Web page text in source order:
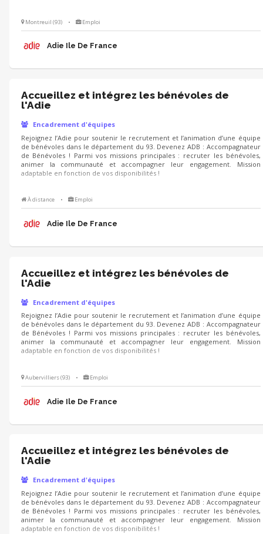
Montreuil (93) • Emploi
Adie Ile De France
Accueillez et intégrez les bénévoles de
l'Adie
Encadrement d'équipes
Rejoignez l’Adie pour soutenir le recrutement et l’animation d’une équipe
de bénévoles dans le département du 93. Devenez ADB : Accompagnateur
de Bénévoles ! Parmi vos missions principales : recruter les bénévoles,
animer la communauté et accompagner leur engagement. Mission
adaptable en fonction de vos disponibilités !
À distance • Emploi
Adie Ile De France
Accueillez et intégrez les bénévoles de
l'Adie
Encadrement d'équipes
Rejoignez l’Adie pour soutenir le recrutement et l’animation d’une équipe
de bénévoles dans le département du 93. Devenez ADB : Accompagnateur
de Bénévoles ! Parmi vos missions principales : recruter les bénévoles,
animer la communauté et accompagner leur engagement. Mission
adaptable en fonction de vos disponibilités !
Aubervilliers (93) • Emploi
Adie Ile De France
Accueillez et intégrez les bénévoles de
l'Adie
Encadrement d'équipes
Rejoignez l’Adie pour soutenir le recrutement et l’animation d’une équipe
de bénévoles dans le département du 93. Devenez ADB : Accompagnateur
de Bénévoles ! Parmi vos missions principales : recruter les bénévoles,
animer la communauté et accompagner leur engagement. Mission
adaptable en fonction de vos disponibilités !